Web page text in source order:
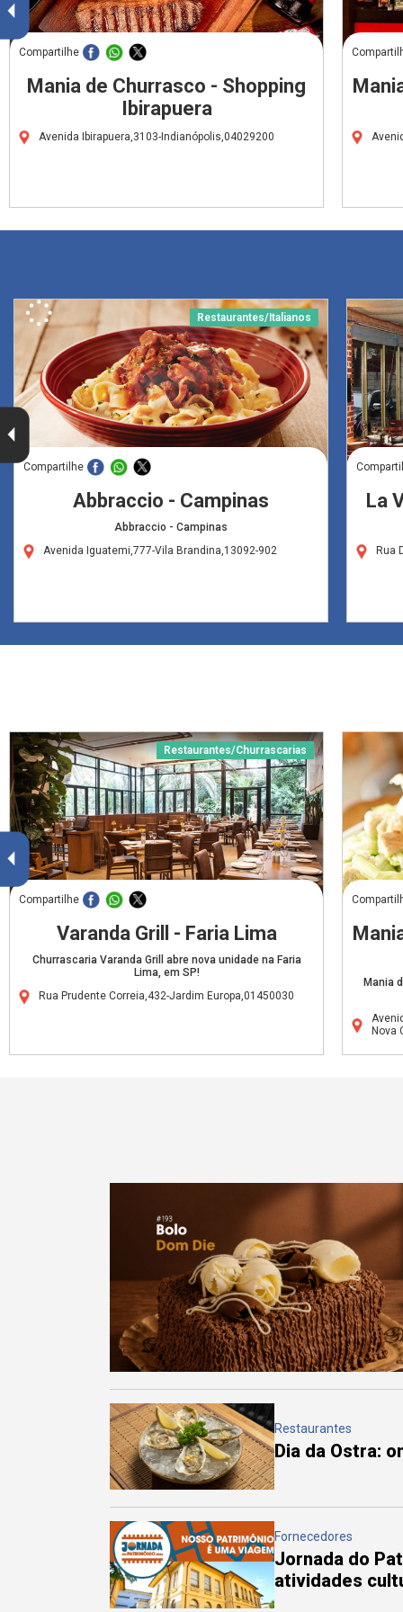
Compartilhe
Mania de Churrasco - Shopping
Ibirapuera
Avenida Ibirapuera,3103-Indianópolis,04029200
Restaurantes/Italianos
Compartilhe
Abbraccio - Campinas
Abbraccio - Campinas
Avenida Iguatemi,777-Vila Brandina,13092-902
La
Rua
Restaurantes/Churrascarias
Compartilhe
Varanda Grill - Faria Lima
Churrascaria Varanda Grill abre nova unidade na Faria
Lima, em SP!
Rua Prudente Correia,432-Jardim Europa,01450030
Mania
Nova
Restaurantes
Dia da Ostra:
Fornecedores
Jornada do
atividades